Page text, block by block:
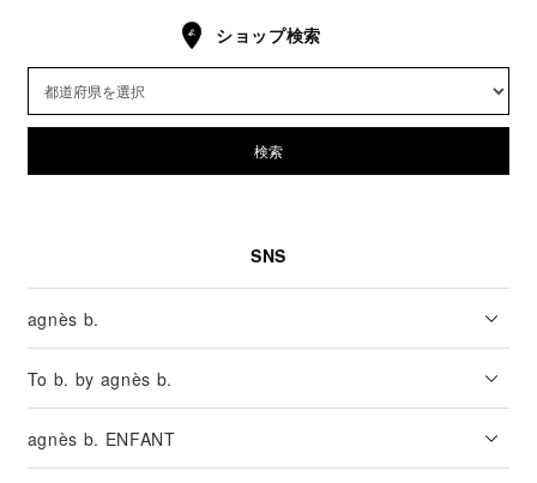
ショップ検索
検索
SNS
agnès b.
To b. by agnès b.
agnès b. ENFANT